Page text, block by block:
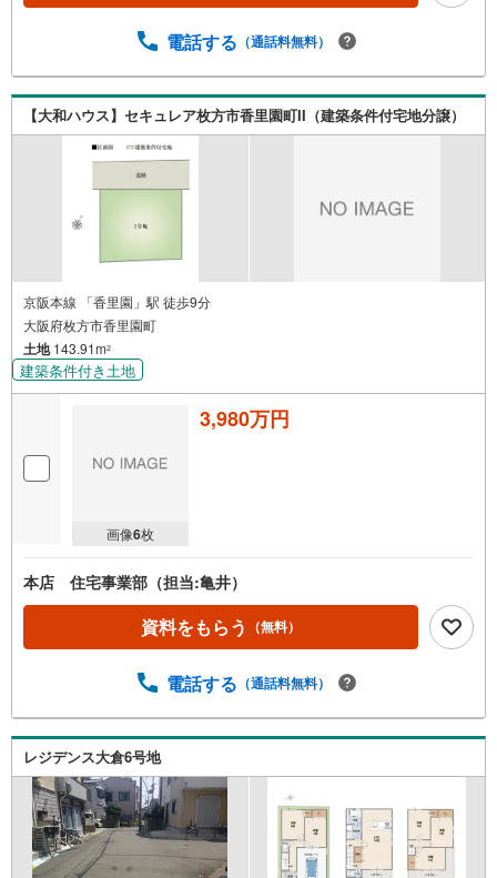
電話する （通話料無料）
【大和ハウス】セキュレア枚方市香里園町II（建築条件付宅地分譲）
京阪本線 「香里園」駅 徒歩9分
大阪府枚方市香里園町
土地143.91m2
建築条件付き土地
画像6枚
3,980万円
本店 住宅事業部（担当:亀井）
資料をもらう （無料）
電話する （通話料無料）
レジデンス大倉6号地